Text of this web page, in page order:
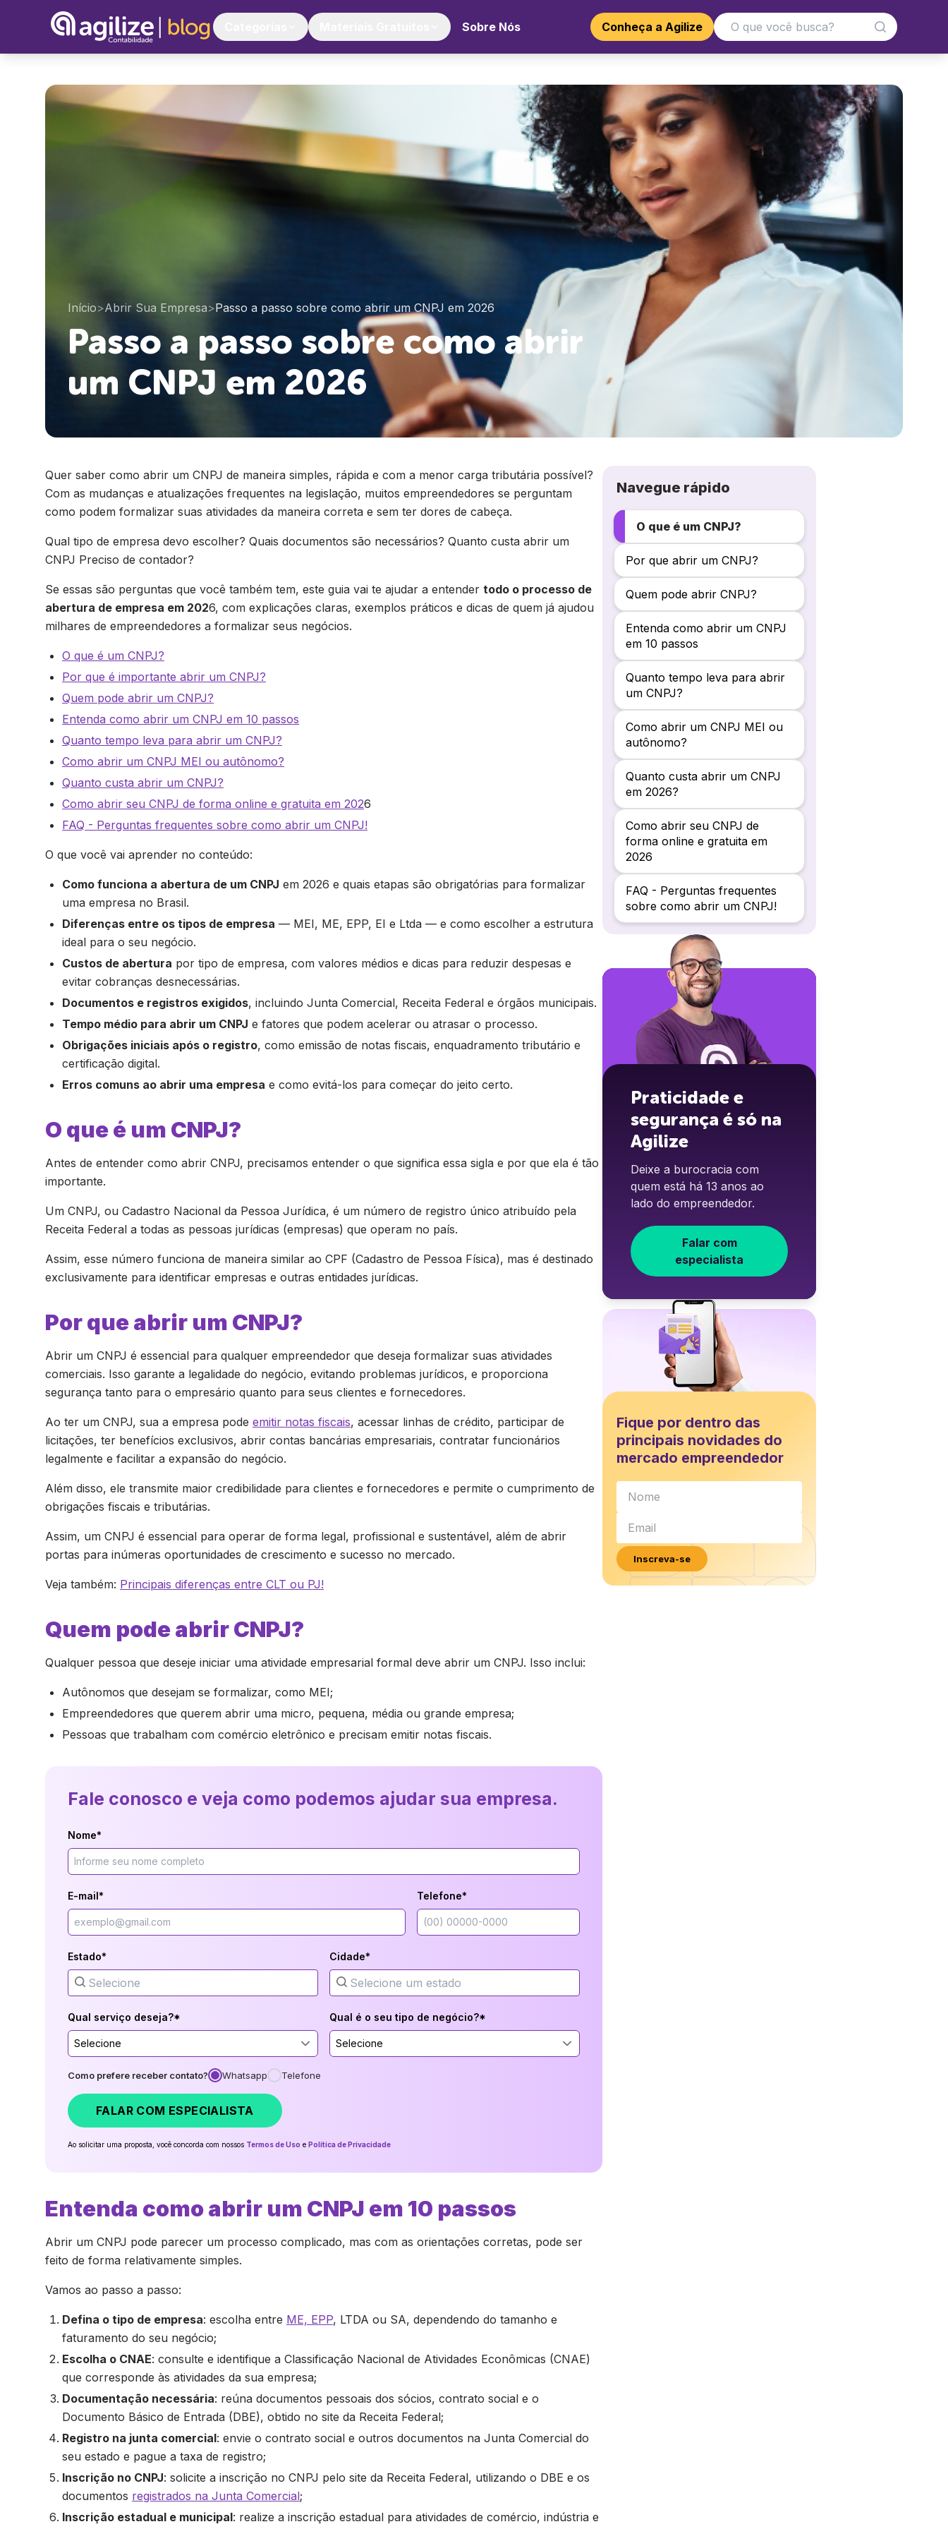
Sobre Nós Conheça a Agilize
Início>Abrir Sua Empresa>Passo a passo sobre como abrir um CNPJ em 2026
Passo a passo sobre como abrir
um CNPJ em 2026
Quer saber como abrir um CNPJ de maneira simples, rápida e com a menor carga tributária possível?
Com as mudanças e atualizações frequentes na legislação, muitos empreendedores se perguntam
como podem formalizar suas atividades da maneira correta e sem ter dores de cabeça.
Qual tipo de empresa devo escolher? Quais documentos são necessários? Quanto custa abrir um
CNPJ Preciso de contador?
Se essas são perguntas que você também tem, este guia vai te ajudar a entender todo o processo de
abertura de empresa em 2026, com explicações claras, exemplos práticos e dicas de quem já ajudou
milhares de empreendedores a formalizar seus negócios.
O que é um CNPJ?
Por que é importante abrir um CNPJ?
Quem pode abrir um CNPJ?
Entenda como abrir um CNPJ em 10 passos
Quanto tempo leva para abrir um CNPJ?
Como abrir um CNPJ MEI ou autônomo?
Quanto custa abrir um CNPJ?
Como abrir seu CNPJ de forma online e gratuita em 2026
FAQ - Perguntas frequentes sobre como abrir um CNPJ!
O que você vai aprender no conteúdo:
Como funciona a abertura de um CNPJ em 2026 e quais etapas são obrigatórias para formalizar
uma empresa no Brasil.
Diferenças entre os tipos de empresa — MEI, ME, EPP, EI e Ltda — e como escolher a estrutura
ideal para o seu negócio.
Custos de abertura por tipo de empresa, com valores médios e dicas para reduzir despesas e
evitar cobranças desnecessárias.
Documentos e registros exigidos, incluindo Junta Comercial, Receita Federal e órgãos municipais.
Tempo médio para abrir um CNPJ e fatores que podem acelerar ou atrasar o processo.
Obrigações iniciais após o registro, como emissão de notas fiscais, enquadramento tributário e
certificação digital.
Erros comuns ao abrir uma empresa e como evitá-los para começar do jeito certo.
O que é um CNPJ?
Antes de entender como abrir CNPJ, precisamos entender o que significa essa sigla e por que ela é tão
importante.
Um CNPJ, ou Cadastro Nacional da Pessoa Jurídica, é um número de registro único atribuído pela
Receita Federal a todas as pessoas jurídicas (empresas) que operam no país.
Assim, esse número funciona de maneira similar ao CPF (Cadastro de Pessoa Física), mas é destinado
exclusivamente para identificar empresas e outras entidades jurídicas.
Por que abrir um CNPJ?
Abrir um CNPJ é essencial para qualquer empreendedor que deseja formalizar suas atividades
comerciais. Isso garante a legalidade do negócio, evitando problemas jurídicos, e proporciona
segurança tanto para o empresário quanto para seus clientes e fornecedores.
Ao ter um CNPJ, sua a empresa pode emitir notas fiscais, acessar linhas de crédito, participar de
licitações, ter benefícios exclusivos, abrir contas bancárias empresariais, contratar funcionários
legalmente e facilitar a expansão do negócio.
Além disso, ele transmite maior credibilidade para clientes e fornecedores e permite o cumprimento de
obrigações fiscais e tributárias.
Assim, um CNPJ é essencial para operar de forma legal, profissional e sustentável, além de abrir
portas para inúmeras oportunidades de crescimento e sucesso no mercado.
Veja também: Principais diferenças entre CLT ou PJ!
Quem pode abrir CNPJ?
Qualquer pessoa que deseje iniciar uma atividade empresarial formal deve abrir um CNPJ. Isso inclui:
Autônomos que desejam se formalizar, como MEI;
Empreendedores que querem abrir uma micro, pequena, média ou grande empresa;
Pessoas que trabalham com comércio eletrônico e precisam emitir notas fiscais.
Fale conosco e veja como podemos ajudar sua empresa.
Nome*
E-mail* Telefone*
Estado* Cidade*
Qual serviço deseja?*
Selecione
Qual é o seu tipo de negócio?*
Selecione
Como prefere receber contato? Whatsapp Telefone
FALAR COM ESPECIALISTA
Ao solicitar uma proposta, você concorda com nossos Termos de Uso e Política de Privacidade
Entenda como abrir um CNPJ em 10 passos
Abrir um CNPJ pode parecer um processo complicado, mas com as orientações corretas, pode ser
feito de forma relativamente simples.
Vamos ao passo a passo:
Defina o tipo de empresa: escolha entre ME, EPP, LTDA ou SA, dependendo do tamanho e
faturamento do seu negócio;
Escolha o CNAE: consulte e identifique a Classificação Nacional de Atividades Econômicas (CNAE)
que corresponde às atividades da sua empresa;
Documentação necessária: reúna documentos pessoais dos sócios, contrato social e o
Documento Básico de Entrada (DBE), obtido no site da Receita Federal;
Registro na junta comercial: envie o contrato social e outros documentos na Junta Comercial do
seu estado e pague a taxa de registro;
Inscrição no CNPJ: solicite a inscrição no CNPJ pelo site da Receita Federal, utilizando o DBE e os
documentos registrados na Junta Comercial;
Inscrição estadual e municipal: realize a inscrição estadual para atividades de comércio, indústria e
Navegue rápido
O que é um CNPJ?
Por que abrir um CNPJ?
Quem pode abrir CNPJ?
Entenda como abrir um CNPJ
em 10 passos
Quanto tempo leva para abrir
um CNPJ?
Como abrir um CNPJ MEI ou
autônomo?
Quanto custa abrir um CNPJ
em 2026?
Como abrir seu CNPJ de
forma online e gratuita em
2026
FAQ - Perguntas frequentes
sobre como abrir um CNPJ!
Praticidade e
segurança é só na
Agilize
Deixe a burocracia com
quem está há 13 anos ao
lado do empreendedor.
Falar com
especialista
Fique por dentro das
principais novidades do
mercado empreendedor
Inscreva-se